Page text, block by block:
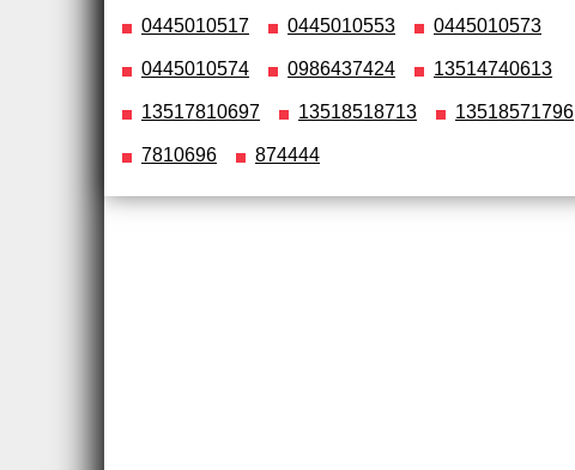
0445010517 0445010553 0445010573
0445010574 0986437424 13514740613
13517810697 13518518713 13518571796
7810696 874444